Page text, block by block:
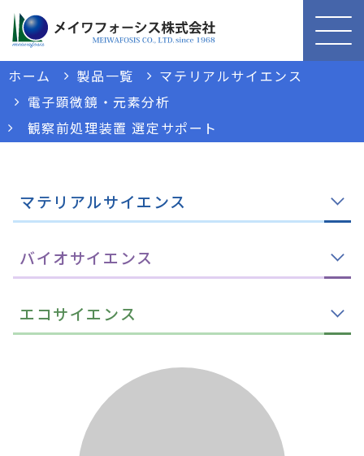
ホーム 製品一覧
マテリアルサイエンス
電子顕微鏡・元素分析
観察前処理装置 選定サポート
マテリアルサイエンス
バイオサイエンス
エコサイエンス